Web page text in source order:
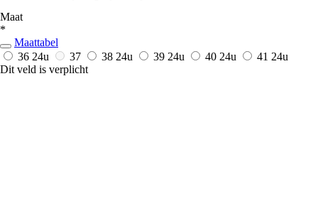
Maat
*
Maattabel
36 24u 37 38 24u 39 24u 40 24u 41 24u
Dit veld is verplicht